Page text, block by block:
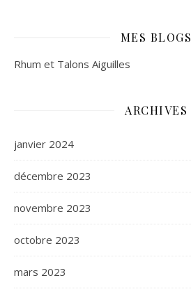
MES BLOGS
Rhum et Talons Aiguilles
ARCHIVES
janvier 2024
décembre 2023
novembre 2023
octobre 2023
mars 2023